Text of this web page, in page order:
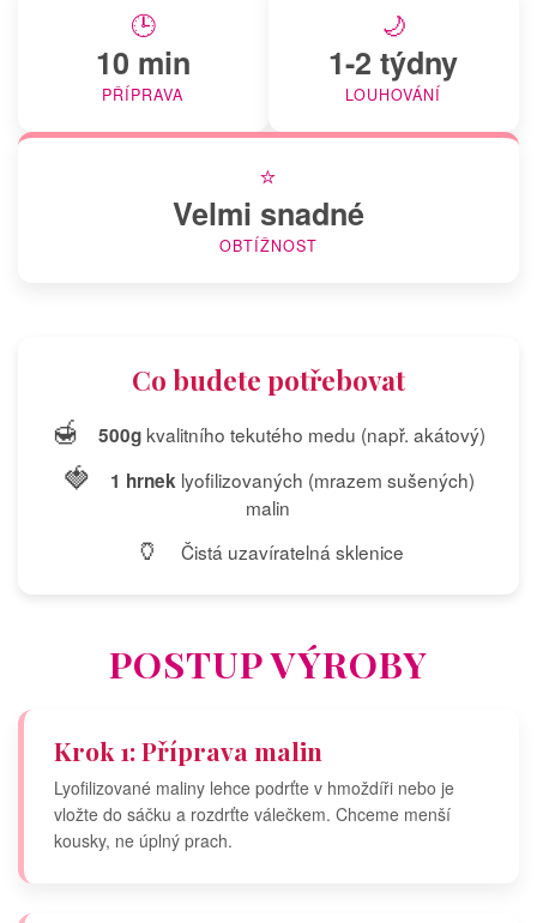
🕒
10 min
PŘÍPRAVA
🌙
1-2 týdny
LOUHOVÁNÍ
⭐
Velmi snadné
OBTÍŽNOST
Co budete potřebovat
🍯 500g kvalitního tekutého medu (např. akátový)
🍓 1 hrnek lyofilizovaných (mrazem sušených)
malin
🏺 Čistá uzavíratelná sklenice
POSTUP VÝROBY
Krok 1: Příprava malin
Lyofilizované maliny lehce podrťte v hmoždíři nebo je
vložte do sáčku a rozdrťte válečkem. Chceme menší
kousky, ne úplný prach.